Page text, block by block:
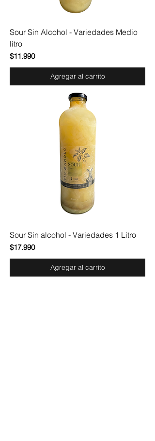
Sour Sin Alcohol - Variedades Medio
litro
Precio
$11.990
Agregar al carrito
Sour Sin alcohol - Variedades 1 Litro
Precio
$17.990
Agregar al carrito